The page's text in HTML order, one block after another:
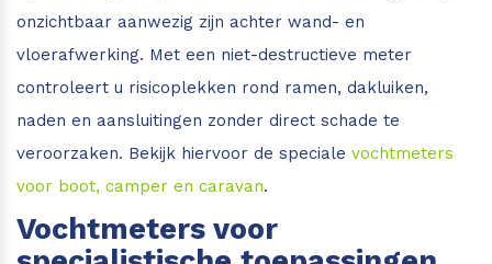
onzichtbaar aanwezig zijn achter wand- en
vloerafwerking. Met een niet-destructieve meter
controleert u risicoplekken rond ramen, dakluiken,
naden en aansluitingen zonder direct schade te
veroorzaken. Bekijk hiervoor de speciale vochtmeters
voor boot, camper en caravan.
Vochtmeters voor